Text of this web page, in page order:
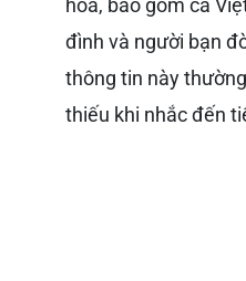
hóa, bao gồm cả
đình và người bạn
thông tin này
thiếu khi nhắc đến